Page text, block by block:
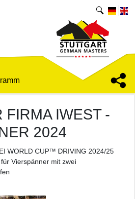
FIRMA IWEST -
2024
WORLD CUP™ DRIVING 2024/25
Vierspänner mit zwei